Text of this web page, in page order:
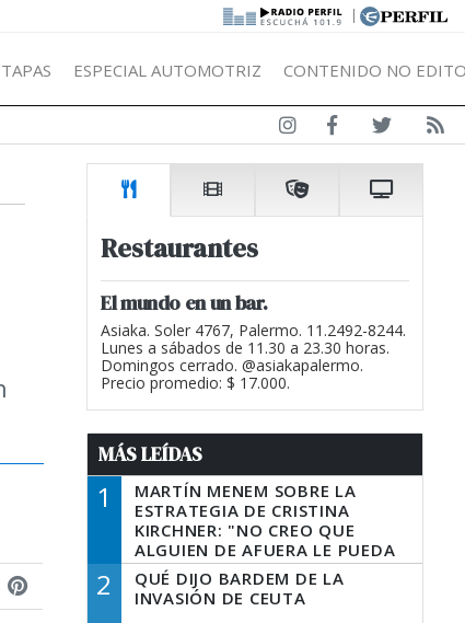
|
TAPAS ESPECIAL AUTOMOTRIZ CONTENIDO NO
Restaurantes
El mundo en un bar.
Asiaka. Soler 4767, Palermo. 11.2492-8244.
Lunes a sábados de 11.30 a 23.30 horas.
Domingos cerrado. @asiakapalermo.
Precio promedio: $ 17.000.
MÁS LEÍDAS
1
MARTÍN MENEM SOBRE LA
ESTRATEGIA DE CRISTINA
KIRCHNER: "NO CREO QUE
ALGUIEN DE AFUERA LE PUEDA
DECIR A LA JUSTICIA LO QUE
TIENE QUE HACER"
2
QUÉ DIJO BARDEM DE LA
INVASIÓN DE CEUTA